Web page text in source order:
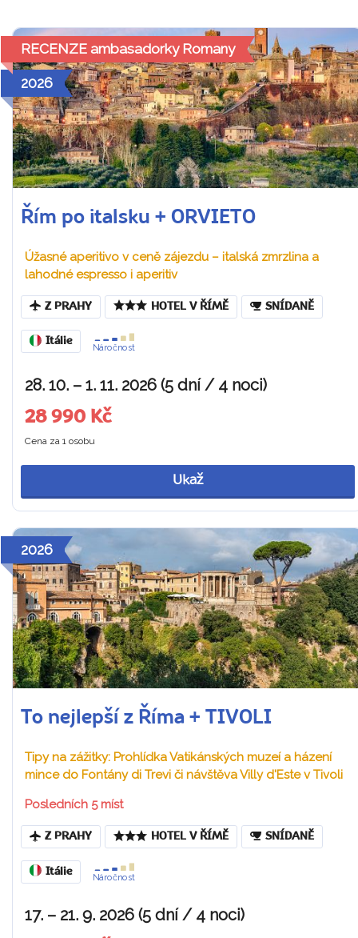
RECENZE ambasadorky Romany
2026
Řím po italsku + ORVIETO
Úžasné aperitivo v ceně zájezdu – italská zmrzlina a
lahodné espresso i aperitiv
Z PRAHY HOTEL V ŘÍMĚ SNÍDANĚ
Itálie
Náročnost
28. 10. – 1. 11. 2026 (5 dní / 4 noci)
28 990 Kč
Cena za 1 osobu
Ukaž
2026
To nejlepší z Říma + TIVOLI
Tipy na zážitky: Prohlídka Vatikánských muzeí a házení
mince do Fontány di Trevi či návštěva Villy d'Este v Tivoli
Posledních 5 míst
Z PRAHY HOTEL V ŘÍMĚ SNÍDANĚ
Itálie
Náročnost
17. – 21. 9. 2026 (5 dní / 4 noci)